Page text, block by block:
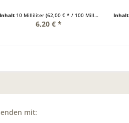
Inhalt 10 Milliliter (62,00 € * / 100 Milliliter)
6,20 € *
Inhalt
mit: